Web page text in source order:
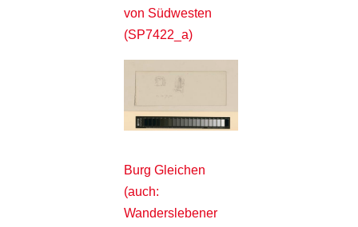
von Südwesten
(SP7422_a)
Burg Gleichen
(auch:
Wanderslebener